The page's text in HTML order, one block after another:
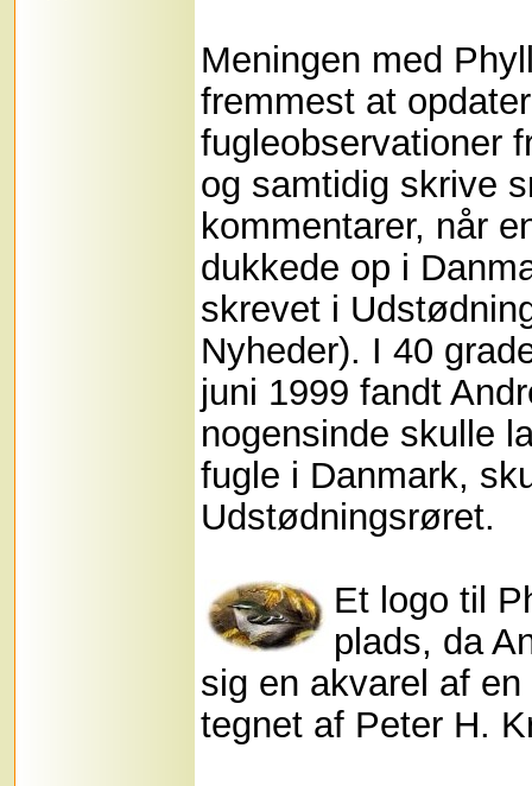
Meningen med
fremmest at
fugleobservationer
og samtidig skrive
kommentarer, når
dukkede op i
skrevet i
Nyheder). I 40
juni 1999 fandt
nogensinde skulle
fugle i Danmark,
Udstødningsrøret.
Et logo til
plads, da
sig en akvarel af
tegnet af Peter H.